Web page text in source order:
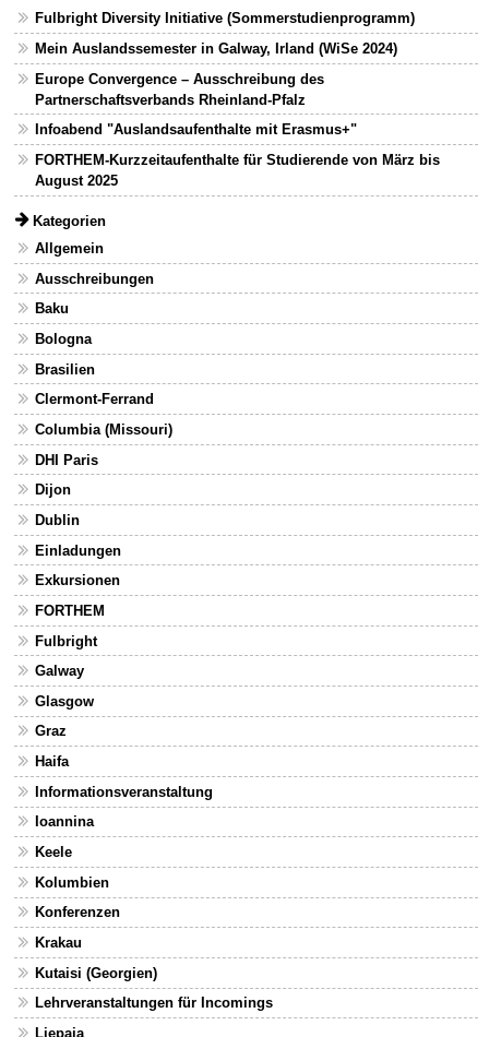
Fulbright Diversity Initiative (Sommerstudienprogramm)
Mein Auslandssemester in Galway, Irland (WiSe 2024)
Europe Convergence – Ausschreibung des
Partnerschaftsverbands Rheinland-Pfalz
Infoabend "Auslandsaufenthalte mit Erasmus+"
FORTHEM-Kurzzeitaufenthalte für Studierende von März bis
August 2025
Kategorien
Allgemein
Ausschreibungen
Baku
Bologna
Brasilien
Clermont-Ferrand
Columbia (Missouri)
DHI Paris
Dijon
Dublin
Einladungen
Exkursionen
FORTHEM
Fulbright
Galway
Glasgow
Graz
Haifa
Informationsveranstaltung
Ioannina
Keele
Kolumbien
Konferenzen
Krakau
Kutaisi (Georgien)
Lehrveranstaltungen für Incomings
Liepaja